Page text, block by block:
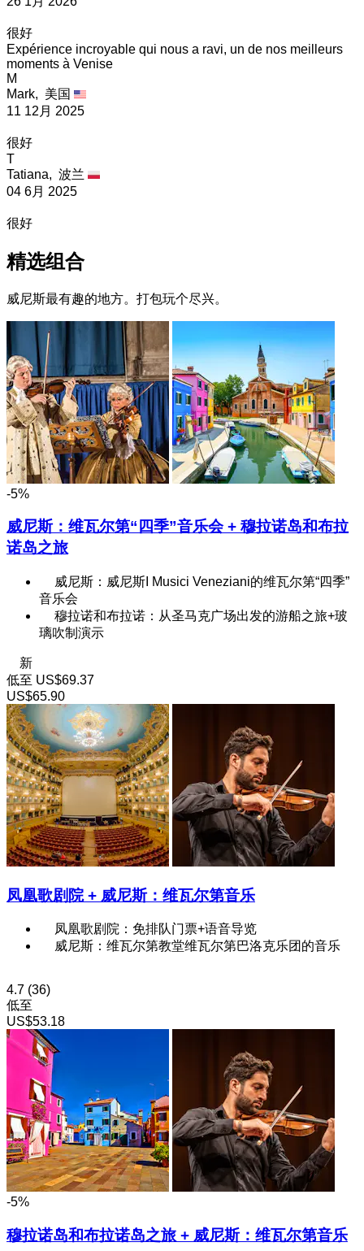
很好
Expérience incroyable qui nous a ravi, un de nos meilleurs
moments à Venise
M
Mark, 美国
11 12月 2025
很好
T
Tatiana, 波兰
04 6月 2025
很好
精选组合
威尼斯最有趣的地方。打包玩个尽兴。
-5%
威尼斯：维瓦尔第“四季”音乐会 + 穆拉诺岛和布拉
诺岛之旅
威尼斯：威尼斯I Musici Veneziani的维瓦尔第“四季”
音乐会
穆拉诺和布拉诺：从圣马克广场出发的游船之旅+玻
璃吹制演示
新
低至 US$69.37
US$65.90
凤凰歌剧院 + 威尼斯：维瓦尔第音乐
凤凰歌剧院：免排队门票+语音导览
威尼斯：维瓦尔第教堂维瓦尔第巴洛克乐团的音乐
4.7 (36)
低至
US$53.18
-5%
穆拉诺岛和布拉诺岛之旅 + 威尼斯：维瓦尔第音乐